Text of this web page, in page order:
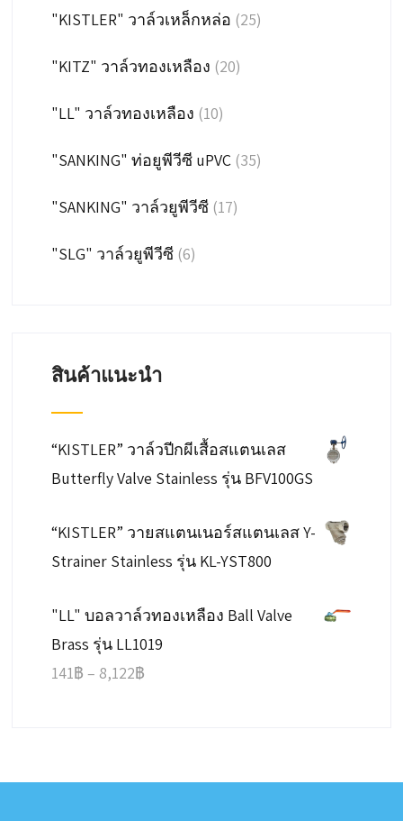
"KISTLER" วาล์วเหล็กหล่อ (25)
"KITZ" วาล์วทองเหลือง (20)
"LL" วาล์วทองเหลือง (10)
"SANKING" ท่อยูพีวีซี uPVC (35)
"SANKING" วาล์วยูพีวีซี (17)
"SLG" วาล์วยูพีวีซี (6)
สินค้าแนะนำ
“KISTLER” วาล์วปีกผีเสื้อสแตนเลส
Butterfly Valve Stainless รุ่น BFV100GS
“KISTLER” วายสแตนเนอร์สแตนเลส Y-
Strainer Stainless รุ่น KL-YST800
"LL" บอลวาล์วทองเหลือง Ball Valve
Brass รุ่น LL1019
141฿ – 8,122฿Price
8,122฿